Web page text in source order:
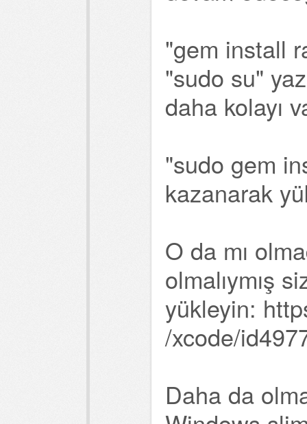
"gem install
"sudo su"
daha kolayı
"sudo gem
kazanarak
O da mı
olmalıymış
yükleyin:
/xcode/
Daha da